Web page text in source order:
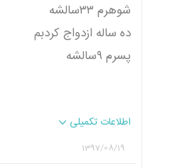
شوهرم ۳۳سالشه
ده ساله ازدواج کردبم
پسرم ۹سالشه
اطلاعات تکمیلی
1397/08/19